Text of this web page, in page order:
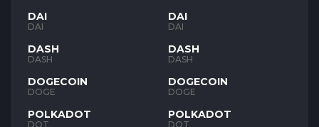
DAI
DAI
DASH
DASH
DOGECOIN
DOGE
POLKADOT
DOT
DAI
DAI
DASH
DASH
DOGECOIN
DOGE
POLKADOT
DOT